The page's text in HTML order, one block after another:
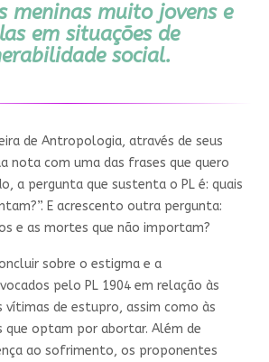
meninas muito jovens e
em situações de
social.
de Antropologia, através de seus
nota com uma das frases que quero
a pergunta que sustenta o PL é: quais
E acrescento outra pergunta:
e as mortes que não importam?
sobre o estigma e a
pelo PL 1904 em relação às
vítimas de estupro, assim como às
que optam por abortar. Além de
ao sofrimento, os proponentes